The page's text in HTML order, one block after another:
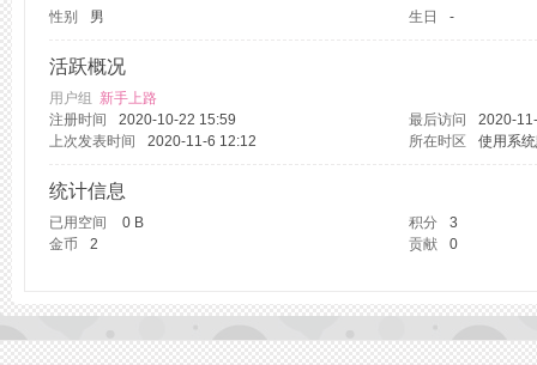
性别 男 生日 -
活跃概况
用户组 新手上路
注册时间
2020-10-22 15:59 最后访问
2020-
上次发表时间
2020-11-6 12:12 所在时区 使用系
统计信息
已用空间 0 B 积分
3
金币
2 贡献 0